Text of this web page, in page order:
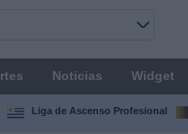
Noticias Widget
Liga de Ascenso Profesional